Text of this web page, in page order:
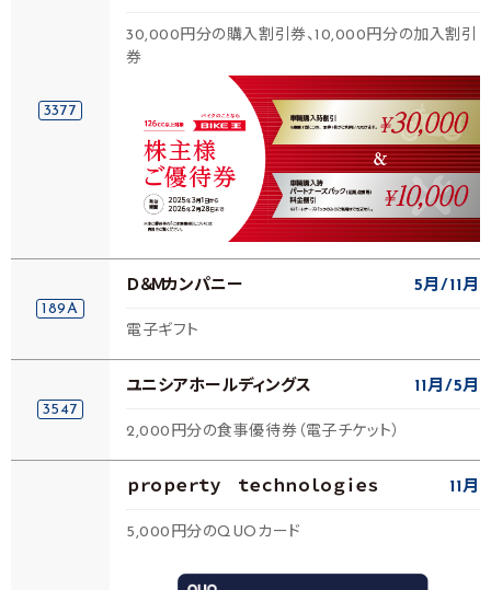
3377
30,000円分の購入割引券、10,000円分の加入割引
券
189A
Ｄ＆Ｍカンパニー 5月 11月
電子ギフト
3547
ユニシアホールディングス 11月 5月
2,000円分の食事優待券（電子チケット）
ｐｒｏｐｅｒｔｙ ｔｅｃｈｎｏｌｏｇｉｅｓ 11月
5,000円分のQUOカード